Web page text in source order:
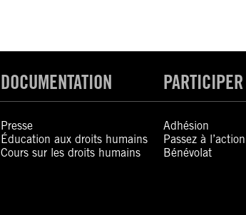
DOCUMENTATION
Presse
Éducation aux droits humains
Cours sur les droits humains
PARTICIPER
Adhésion
Passez à l’action
Bénévolat